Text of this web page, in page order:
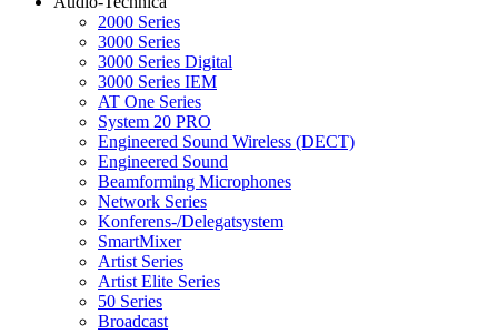
2000 Series
3000 Series
3000 Series Digital
3000 Series IEM
AT One Series
System 20 PRO
Engineered Sound Wireless (DECT)
Engineered Sound
Beamforming Microphones
Network Series
Konferens-/Delegatsystem
SmartMixer
Artist Series
Artist Elite Series
50 Series
Broadcast